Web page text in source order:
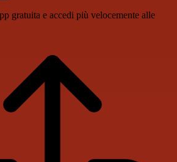
gratuita e accedi più velocemente alle